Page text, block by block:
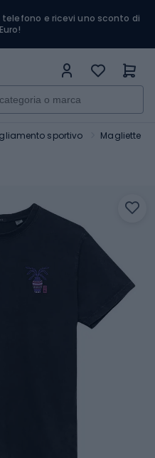
e ricevi uno sconto di
sportivo Magliette